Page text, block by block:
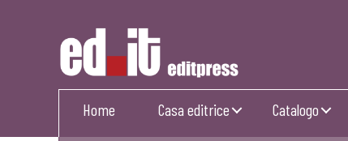
Editpress
Home Casa editrice Catalogo